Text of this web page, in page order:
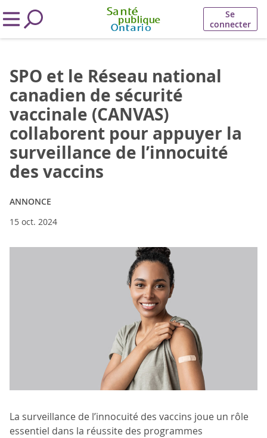
Se
connecter
SPO et le Réseau national
canadien de sécurité
vaccinale (CANVAS)
collaborent pour appuyer la
surveillance de l’innocuité
des vaccins
ANNONCE
15 oct. 2024
La surveillance de l’innocuité des vaccins joue un rôle
essentiel dans la réussite des programmes